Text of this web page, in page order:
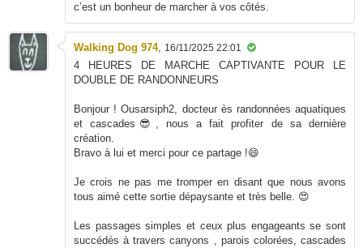
c’est un bonheur de marcher à vos côtés.
Walking Dog 974, 16/11/2025 22:01
4 HEURES DE MARCHE CAPTIVANTE POUR LE
DOUBLE DE RANDONNEURS
Bonjour ! Ousarsiph2, docteur ès randonnées aquatiques
et cascades😎, nous a fait profiter de sa dernière
création.
Bravo à lui et merci pour ce partage !😄
Je crois ne pas me tromper en disant que nous avons
tous aimé cette sortie dépaysante et très belle. 😍
Les passages simples et ceux plus engageants se sont
succédés à travers canyons , parois colorées, cascades